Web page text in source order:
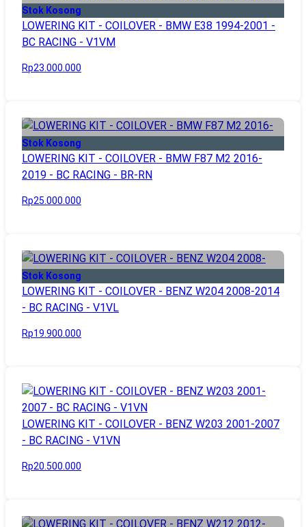
Stok Kosong
LOWERING KIT - COILOVER - BMW E38 1994-2001 -
BC RACING - V1VM
Rp23.000.000
Stok Kosong
LOWERING KIT - COILOVER - BMW F87 M2 2016-
2019 - BC RACING - BR-RN
Rp25.000.000
Stok Kosong
LOWERING KIT - COILOVER - BENZ W204 2008-2014
- BC RACING - V1VL
Rp19.900.000
LOWERING KIT - COILOVER - BENZ W203 2001-2007
- BC RACING - V1VN
Rp20.500.000